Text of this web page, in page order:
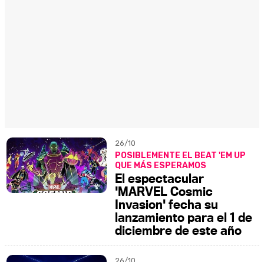
26/10
POSIBLEMENTE EL BEAT 'EM UP
QUE MÁS ESPERAMOS
El espectacular
'MARVEL Cosmic
Invasion' fecha su
lanzamiento para el 1 de
diciembre de este año